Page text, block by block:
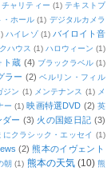
チャリティー (1) テキストブ
・ホール (1) デジタルカメラ
ハイレゾ (1) バイロイト音
ハウス (1) ハロウィーン (1)
ト蔵 (4) ブラックラベル (1)
ラー (2) ベルリン・フィル
ジン (1) メンテナンス (1) メ
ー (1) 映画特選DVD (2) 英
ダー (3) 火の国姫日記 (3)
にクラシック・エッセイ (1)
(2) 熊本のイヴェント
朝 (1) 熊本の天気 (10) 熊